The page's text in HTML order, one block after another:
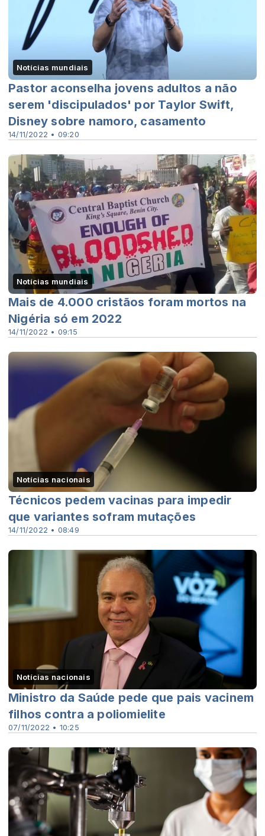
Notícias mundiais
14/11/2022 • 09:20
Pastor aconselha jovens adultos a não
serem 'discipulados' por Taylor Swift,
Disney sobre namoro, casamento
Notícias mundiais
14/11/2022 • 09:15
Mais de 4.000 cristãos foram mortos na
Nigéria só em 2022
Notícias nacionais
14/11/2022 • 08:49
Técnicos pedem vacinas para impedir
que variantes sofram mutações
Notícias nacionais
07/11/2022 • 10:25
Ministro da Saúde pede que pais vacinem
filhos contra a poliomielite